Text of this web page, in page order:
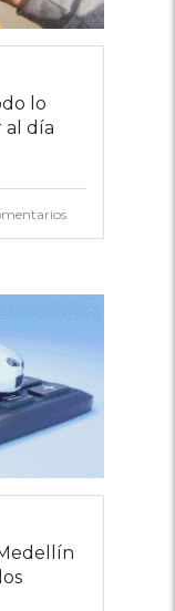
lo
al día